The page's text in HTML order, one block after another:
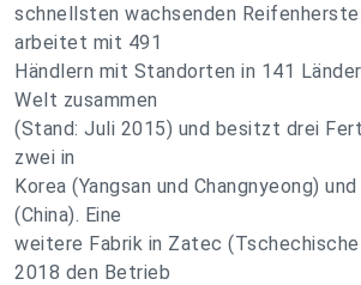
schnellsten wachsenden
arbeitet mit 491
Händlern mit Standorten in 141
Welt zusammen
(Stand: Juli 2015) und besitzt drei
zwei in
Korea (Yangsan und Changnyeong)
(China). Eine
weitere Fabrik in Zatec
2018 den Betrieb